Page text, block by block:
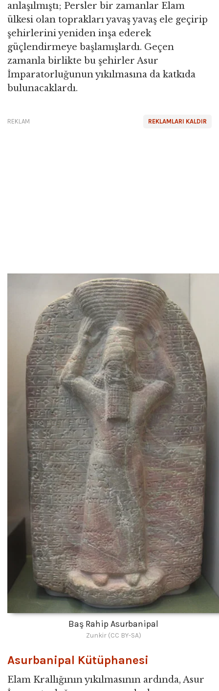
anlaşılmıştı; Persler bir zamanlar Elam
ülkesi olan toprakları yavaş yavaş ele geçirip
şehirlerini yeniden inşa ederek
güçlendirmeye başlamışlardı. Geçen
zamanla birlikte bu şehirler Asur
İmparatorluğunun yıkılmasına da katkıda
bulunacaklardı.
REKLAMLARI KALDIR
REKLAM
Baş Rahip Asurbanipal
Zunkir (CC BY-SA)
Asurbanipal Kütüphanesi
Elam Krallığının yıkılmasının ardında, Asur